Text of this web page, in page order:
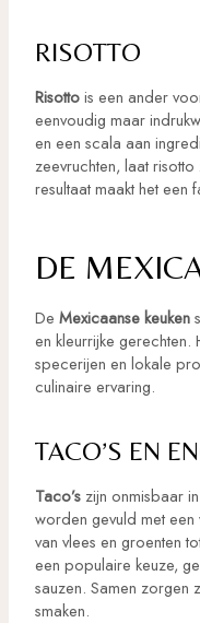
RISOTTO
Risottois een ander
eenvoudig maar
en een scala aan
zeevruchten, laat
resultaat maakt het een
DE
De Mexicaanse keuken
en kleurrijke gerechten.
specerijen en lokale
culinaire ervaring.
TACO’S EN
Taco’szijn onmisbaar
worden gevuld met
van vlees en groenten
een populaire keuze,
sauzen. Samen zorgen
smaken.